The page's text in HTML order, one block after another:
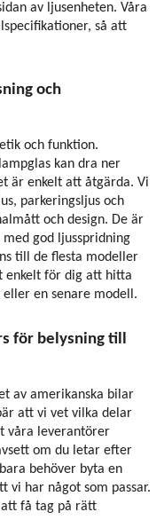
av ljusenheten. Våra
så att
och
och funktion.
kan dra ner
är enkelt att åtgärda. Vi
parkeringsljus och
och design. De är
god ljusspridning
till de flesta modeller
enkelt för dig att hitta
en senare modell.
för belysning till
av amerikanska bilar
att vi vet vilka delar
våra leverantörer
om du letar efter
behöver byta en
vi har något som passar.
få tag på rätt